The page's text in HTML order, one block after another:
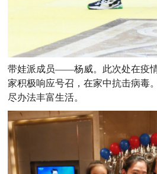
带娃派成员——杨威。此次处在疫
家积极响应号召，在家中抗击病毒
尽办法丰富生活。